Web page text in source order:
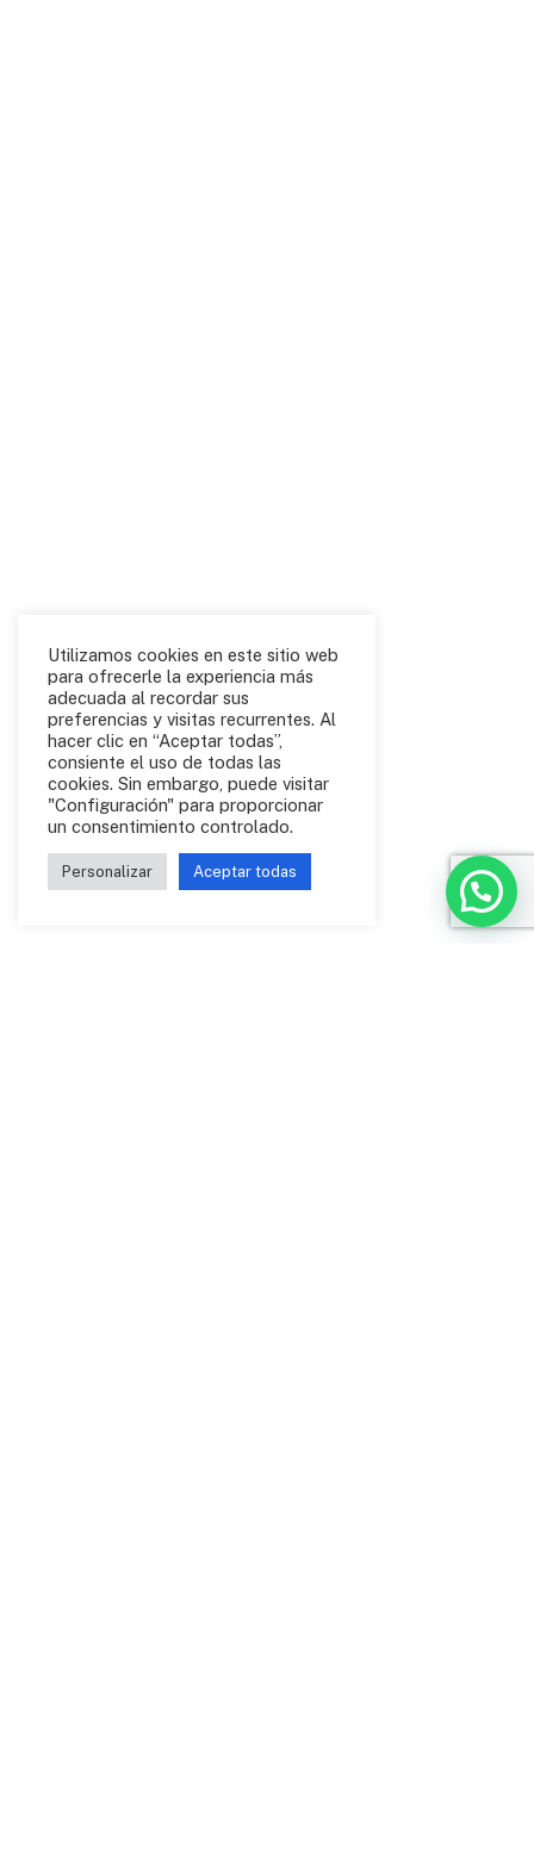
Utilizamos cookies en este sitio web
para ofrecerle la experiencia más
adecuada al recordar sus
preferencias y visitas recurrentes. Al
hacer clic en “Aceptar todas”,
consiente el uso de todas las
cookies. Sin embargo, puede visitar
"Configuración" para proporcionar
un consentimiento controlado.
Personalizar Aceptar todas